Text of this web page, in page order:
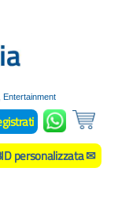
Entertainment
personalizzata ✉